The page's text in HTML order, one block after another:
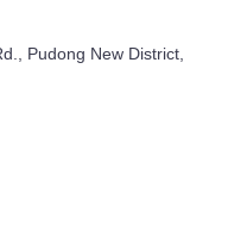
Pudong New District,